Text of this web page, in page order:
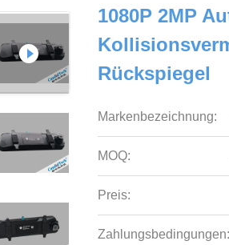
1080P 2MP
Rückspiegel
Markenbezeichnung:
MOQ:
Preis:
Zahlungsbedingungen: